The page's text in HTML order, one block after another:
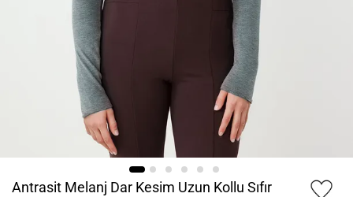
Antrasit Melanj Dar Kesim Uzun Kollu Sıfır